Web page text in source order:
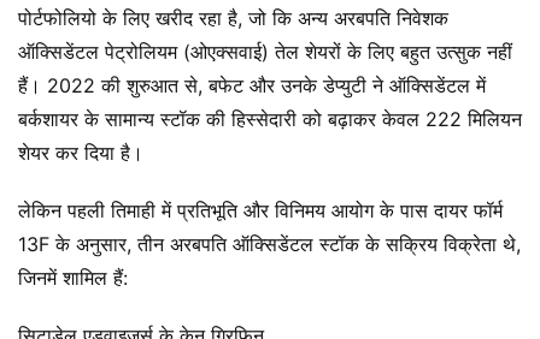
पोर्टफोलियो के लिए खरीद रहा है, जो कि अन्य अरबपति निवेशक
ऑक्सिडेंटल पेट्रोलियम (ओएक्सवाई) तेल शेयरों के लिए बहुत उत्सुक नहीं
हैं। 2022 की शुरुआत से, बफेट और उनके डेप्युटी ने ऑक्सिडेंटल में
बर्कशायर के सामान्य स्टॉक की हिस्सेदारी को बढ़ाकर केवल 222 मिलियन
शेयर कर दिया है।
लेकिन पहली तिमाही में प्रतिभूति और विनिमय आयोग के पास दायर फॉर्म
13F के अनुसार, तीन अरबपति ऑक्सिडेंटल स्टॉक के सक्रिय विक्रेता थे,
जिनमें शामिल हैं: